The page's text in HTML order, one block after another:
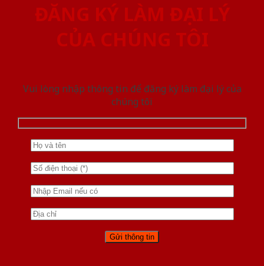
ĐĂNG KÝ LÀM ĐẠI LÝ
CỦA CHÚNG TÔI
Vui lòng nhập thông tin để đăng ký làm đại lý của
chúng tôi